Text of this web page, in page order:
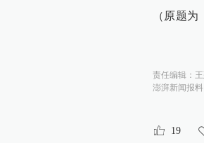
（原题
责任编辑：
澎湃新闻报料
19